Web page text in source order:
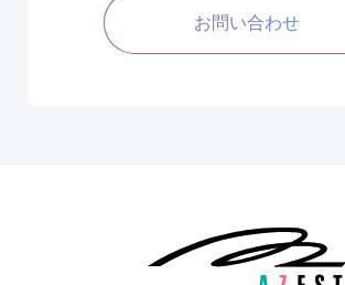
お問い合わせ